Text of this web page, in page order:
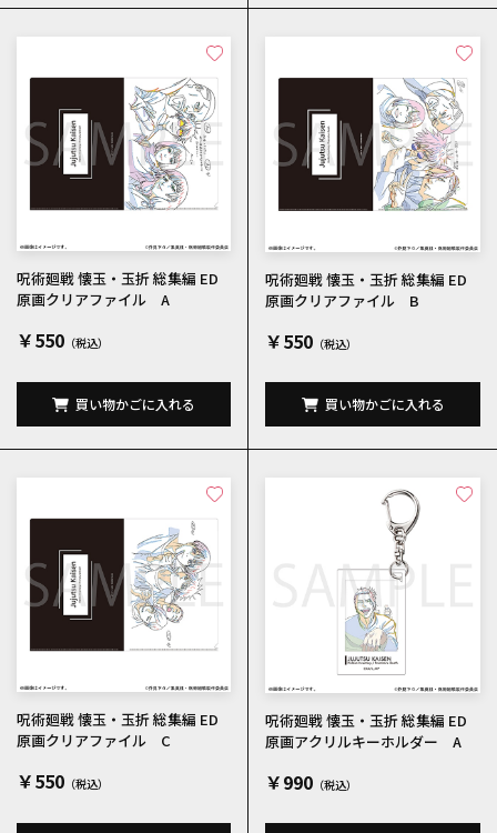
呪術廻戦 懐玉・玉折 総集編 ED
原画クリアファイル A
￥550
買い物かごに入れる
呪術廻戦 懐玉・玉折 総集編 ED
原画クリアファイル B
￥550
買い物かごに入れる
呪術廻戦 懐玉・玉折 総集編 ED
原画クリアファイル C
￥550
呪術廻戦 懐玉・玉折 総集編 ED
原画アクリルキーホルダー A
￥990